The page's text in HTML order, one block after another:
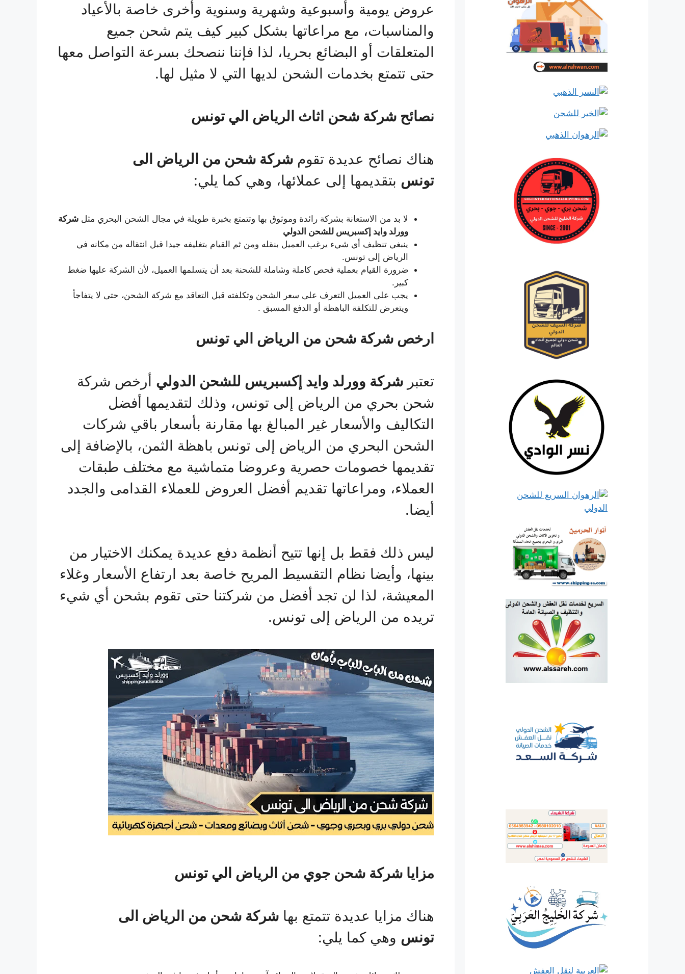
عروض يومية وأسبوعية وشهرية وسنوية وأخرى خاصة بالأعياد
والمناسبات، مع مراعاتها بشكل كبير كيف يتم شحن جميع
المتعلقات أو البضائع بحريا، لذا فإننا ننصحك بسرعة التواصل معها
حتى تتمتع بخدمات الشحن لديها التي لا مثيل لها.
نصائح شركة شحن اثاث الرياض الي تونس
هناك نصائح عديدة تقوم شركة شحن من الرياض الى
تونس بتقديمها إلى عملائها، وهي كما يلي:
لا بد من الاستعانة بشركة رائدة وموثوق بها وتتمتع بخبرة طويلة في مجال الشحن البحري مثل شركة
وورلد وايد إكسبريس للشحن الدولي
ينبغي تنظيف أي شيء يرغب العميل بنقله ومن ثم القيام بتغليفه جيدا قبل انتقاله من مكانه في
الرياض إلى تونس.
ضرورة القيام بعملية فحص كاملة وشاملة للشحنة بعد أن يتسلمها العميل، لأن الشركة عليها ضغط
كبير.
يجب على العميل التعرف على سعر الشحن وتكلفته قبل التعاقد مع شركة الشحن، حتى لا يتفاجأ
ويتعرض للتكلفة الباهظة أو الدفع المسبق .
ارخص شركة شحن من الرياض الي تونس
تعتبر شركة وورلد وايد إكسبريس للشحن الدولي أرخص شركة
شحن بحري من الرياض إلى تونس، وذلك لتقديمها أفضل
التكاليف والأسعار غير المبالغ بها مقارنة بأسعار باقي شركات
الشحن البحري من الرياض إلى تونس باهظة الثمن، بالإضافة إلى
تقديمها خصومات حصرية وعروضا متماشية مع مختلف طبقات
العملاء، ومراعاتها تقديم أفضل العروض للعملاء القدامى والجدد
أيضا.
ليس ذلك فقط بل إنها تتيح أنظمة دفع عديدة يمكنك الاختيار من
بينها، وأيضا نظام التقسيط المريح خاصة بعد ارتفاع الأسعار وغلاء
المعيشة، لذا لن تجد أفضل من شركتنا حتى تقوم بشحن أي شيء
تريده من الرياض إلى تونس.
مزايا شركة شحن جوي من الرياض الي تونس
هناك مزايا عديدة تتمتع بها شركة شحن من الرياض الى
تونس وهي كما يلي: